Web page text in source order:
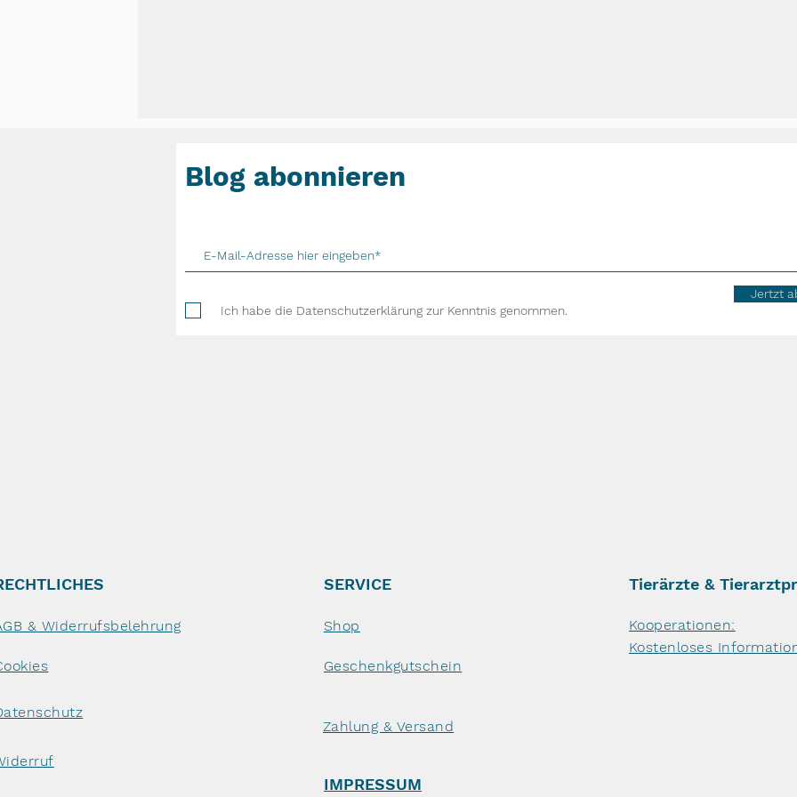
Blog abonnieren
Ich habe die Datenschutzerklärung zur Kenntnis genommen.
Jertzt
& Widerrufsbelehrung
SERVICE
Shop
Geschenkgutschein
Zahlung & Versand
Tierärzte &
Kooperationen:
Kostenloses
IMPRESSUM